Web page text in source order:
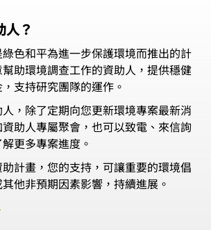
人？
色和平為進一步保護環境而推出的計
助環境調查工作的資助人，提供穩健
支持研究團隊的運作。
，除了定期向您更新環境專案最新消
助人專屬聚會，也可以致電、來信詢
更多專案進度。
計畫，您的支持，可讓重要的環境倡
他非預期因素影響，持續進展。